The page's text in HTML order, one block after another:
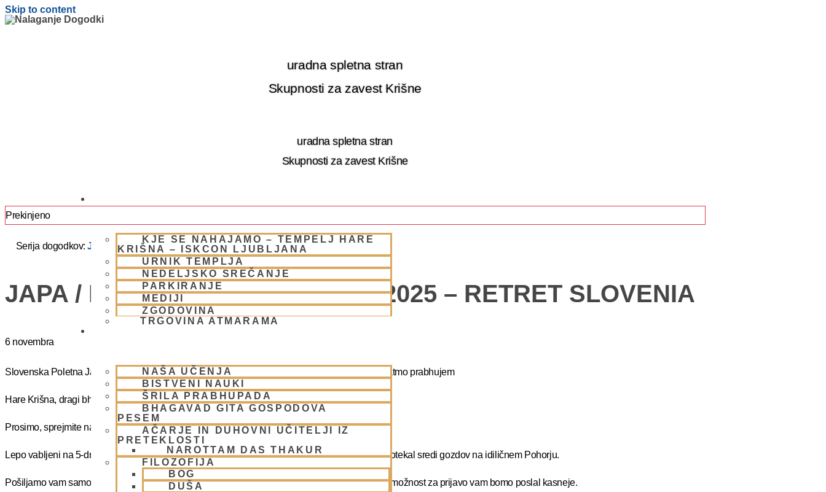
Skip to content
uradna spletna stran
Skupnosti za zavest Krišne
uradna spletna stran
Skupnosti za zavest Krišne
KJE SE NAHAJAMO – TEMPELJ HARE
KRIŠNA – ISKCON LJUBLJANA
URNIK TEMPLJA
NEDELJSKO SREČANJE
PARKIRANJE
MEDIJI
ZGODOVINA
TRGOVINA ATMARAMA
NAŠA UČENJA
BISTVENI NAUKI
ŠRILA PRABHUPADA
BHAGAVAD GITA GOSPODOVA
PESEM
AČARJE IN DUHOVNI UČITELJI IZ
PRETEKLOSTI
NAROTTAM DAS THAKUR
FILOZOFIJA
BOG
DUŠA
Prekinjeno
Serija dogodkov:JAPA / KIRTAN UMIK POHORJE 2025 – RETRET SLOVENIA
JAPA / KIRTAN UMIK POHORJE 2025 – RETRET SLOVENIA
6 novembra
Slovenska Poletna Jatra vas vabi na DUHOVNI UMIK 2025 – »Japa duhovni umik z NM Mahatmo prabhujem
Hare Krišna, dragi bhakte!
Prosimo, sprejmite naše ponižno spoštovanje! Vsa slava Šrila Prabhupadu!
Lepo vabljeni na 5-dnevno nepozabno transcendentalno izkušnjo na DUHOVNI UMIK, ki bo potekal sredi gozdov na idiličnem Pohorju.
Pošiljamo vam samo osnovno informacijo tako da si lahko rezervirate dopust. Več podatkov in možnost za prijavo vam bomo poslal kasneje.